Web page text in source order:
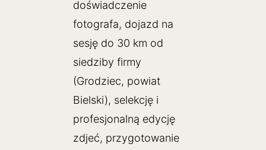
doświadczenie
fotografa, dojazd na
sesję do 30 km od
siedziby firmy
(Grodziec, powiat
Bielski), selekcję i
profesjonalną edycję
zdjeć, przygotowanie